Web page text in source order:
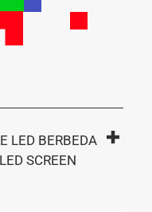
LED BERBEDA
SCREEN